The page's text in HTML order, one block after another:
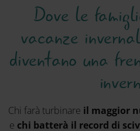
Dove le
vacanze
diventano una
Chi farà turbinare il maggior
e chi batterà il record di